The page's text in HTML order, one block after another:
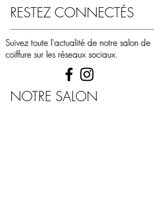
RESTEZ CONNECTÉS
Suivez toute l'actualité de notre salon de
coiffure sur les réseaux sociaux.
NOTRE SALON